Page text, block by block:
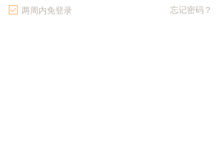
两周内免登录 忘记密码？